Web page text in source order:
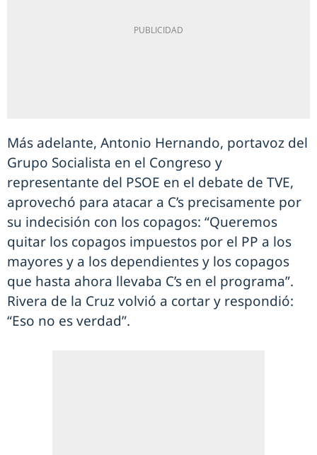
Más adelante, Antonio Hernando, portavoz del
Grupo Socialista en el Congreso y
representante del PSOE en el debate de TVE,
aprovechó para atacar a C’s precisamente por
su indecisión con los copagos: “Queremos
quitar los copagos impuestos por el PP a los
mayores y a los dependientes y los copagos
que hasta ahora llevaba C’s en el programa”.
Rivera de la Cruz volvió a cortar y respondió:
“Eso no es verdad”.